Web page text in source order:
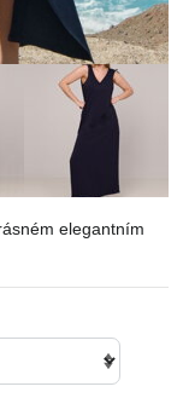
elegantním